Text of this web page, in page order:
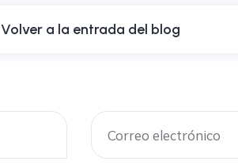
Volver a la entrada del blog